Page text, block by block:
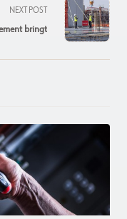
NEXT POST
bringt